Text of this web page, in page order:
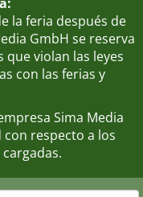
la feria después de
GmbH se reserva
violan las leyes
con las ferias y
Sima Media
respecto a los